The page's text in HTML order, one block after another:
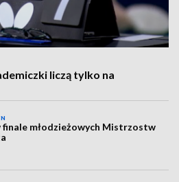
liczą tylko na
finale młodzieżowych Mistrzostw